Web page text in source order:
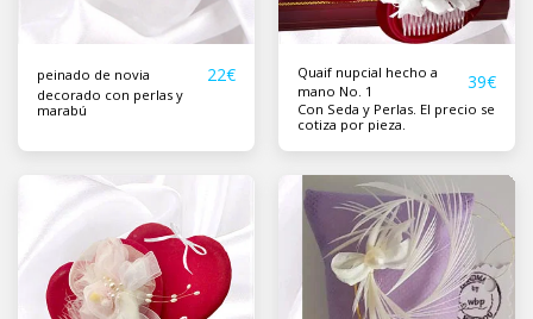
peinado de novia 22€
decorado con perlas y
marabú
Quaif nupcial hecho a
mano No. 1
39€
Con Seda y Perlas. El precio se
cotiza por pieza.